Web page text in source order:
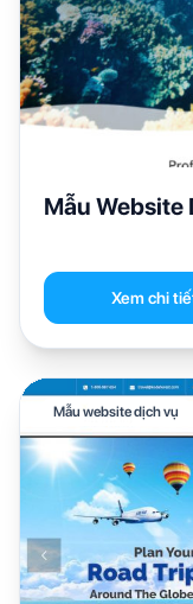
Mẫu Website
Xem chi
Mẫu website dịch vụ